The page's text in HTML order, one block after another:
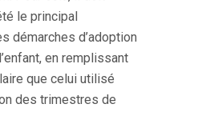
le principal
démarches d’adoption
en remplissant
que celui utilisé
des trimestres de